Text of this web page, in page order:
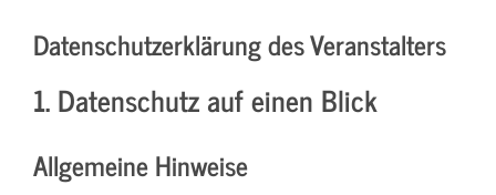
Datenschutzerklärung des Veranstalters
1. Datenschutz auf einen Blick
Allgemeine Hinweise